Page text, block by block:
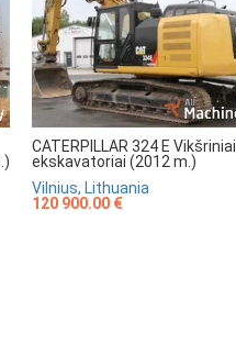
CATERPILLAR 324 E Vikšriniai
ekskavatoriai (2012 m.)
Vilnius, Lithuania
120 900.00 €